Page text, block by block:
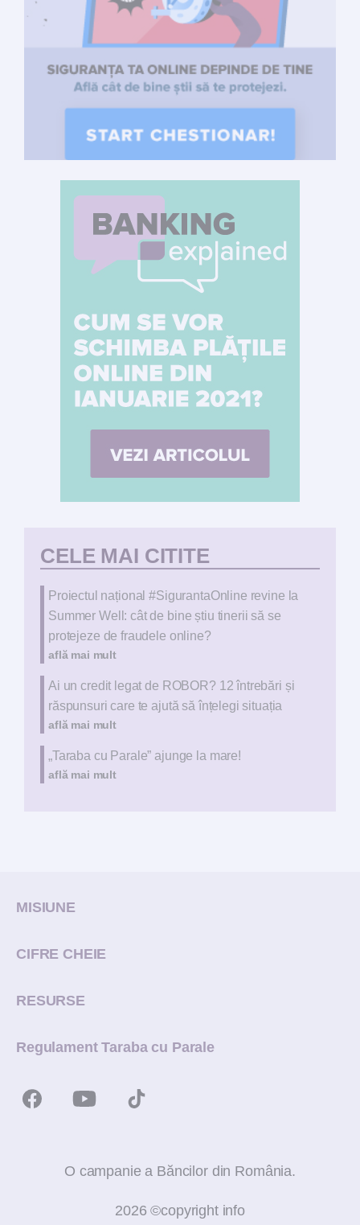
CELE MAI CITITE
Proiectul național #SigurantaOnline revine la
Summer Well: cât de bine știu tinerii să se
protejeze de fraudele online?
află mai mult
Ai un credit legat de ROBOR? 12 întrebări și
răspunsuri care te ajută să înțelegi situația
află mai mult
„Taraba cu Parale” ajunge la mare!
află mai mult
MISIUNE
CIFRE CHEIE
RESURSE
Regulament Taraba cu Parale
O campanie a Băncilor din România.
2026 ©copyright info